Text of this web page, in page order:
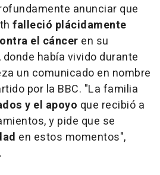
anunciar que
falleció plácidamente
el cáncer en su
había vivido durante
un comunicado en nombre
por la BBC. "La familia
y el apoyo que recibió a
y pide que se
en estos momentos",